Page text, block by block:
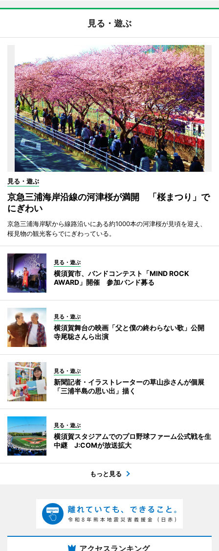
見る・遊ぶ
見る・遊ぶ
京急三浦海岸沿線の河津桜が満開 「桜まつり」で
にぎわい
京急三浦海岸駅から線路沿いにある約1000本の河津桜が見頃を迎え、
桜見物の観光客らでにぎわっている。
見る・遊ぶ
横須賀市、バンドコンテスト「MIND ROCK
AWARD」開催 参加バンド募る
見る・遊ぶ
横須賀舞台の映画「父と僕の終わらない歌」公開
寺尾聡さんら出演
見る・遊ぶ
新聞記者・イラストレーターの草山歩さんが個展
「三浦半島の思い出」描く
見る・遊ぶ
横須賀スタジアムでのプロ野球ファーム公式戦を生
中継 J:COMが放送拡大
もっと見る
アクセスランキング